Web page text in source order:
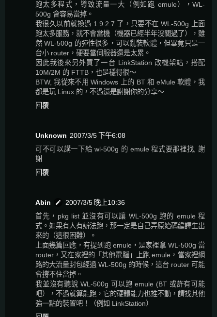
跑太多程式，導致流量一大（例如跑 emule），WL-
500g 會容易當掉。
我很久以前就換過 1.9.2.7 了，只要不在 WL-500g 上面
跑太多服務，就不會當機（機器已經半年沒關過了），雖
然 WL-500g 的彈性很多，可以亂裝軟體，但畢竟只是一
台小 router，硬要當伺服器還是太累。
因此我後來另外買了一台 LinkStation 改機架站，搭配
10M/2M 的 FTTB，也是穩得很～
BTW, 我從來不用 Windows 上的 BT 和 eMule 軟體，我
都是玩 Linux 的，不過還是謝謝你的分享～
回覆
Unknown 2007/3/5 下午6:08
可不可以講一下給 wl-500g 的 emule 程式要那裡找, 謝
謝
回覆
Abin
2007/3/5 晚上10:36
首先，pkg list 並沒有可以讓 WL-500g 跑的 emule 程
式。如果有人有辦法跑，那一定是自己弄原始碼編譯生出
來的（這很困難）。
上面幾篇回應，有提到跑 emule，是家裡拿 WL-500g 當
router，又在家裡的「其他電腦」上跑 emule，當家裡網
路的大流量封包經過 WL-500g 的時候，這台 router 可能
會撐不住當掉。
我並沒有聽說 WL-500g 可以跑 emule (BT 或許有可能
吧），不過就算能跑，它的硬體能力也推不動，請找其他
強一點的裝置吧！（例如 LinkStation）